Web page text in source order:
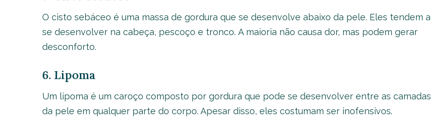
O cisto sebáceo é uma massa de gordura que se desenvolve abaixo da pele. Eles tendem a
se desenvolver na cabeça, pescoço e tronco. A maioria não causa dor, mas podem gerar
desconforto.
6. Lipoma
Um lipoma é um caroço composto por gordura que pode se desenvolver entre as camadas
da pele em qualquer parte do corpo. Apesar disso, eles costumam ser inofensivos.